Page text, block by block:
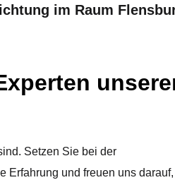
im Raum
Setzen Sie bei der
Erfahrung und freuen uns darauf,